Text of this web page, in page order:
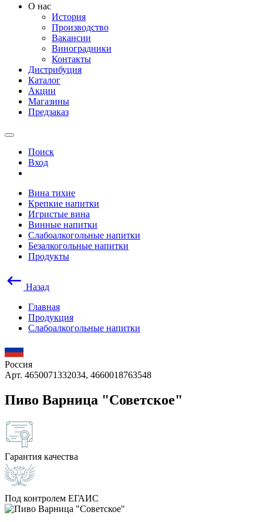
О нас
История
Производство
Вакансии
Виноградники
Контакты
Дистрибуция
Каталог
Акции
Магазины
Предзаказ
Поиск
Вход
Вина тихие
Крепкие напитки
Игристые вина
Винные напитки
Слабоалкогольные напитки
Безалкогольные напитки
Продукты
Назад
Главная
Продукция
Слабоалкогольные напитки
Россия
Арт. 4650071332034, 4660018763548
Пиво Варница "Советское"
Гарантия качества
Под контролем ЕГАИС